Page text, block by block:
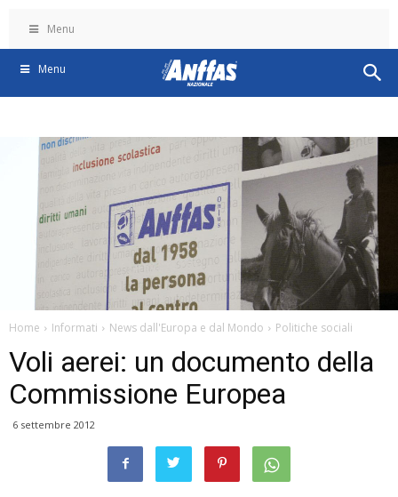
Menu
Menu
Home Informati News dall'Europa e dal Mondo Politiche sociali
Voli aerei: un documento della
Commissione Europea
6 settembre 2012